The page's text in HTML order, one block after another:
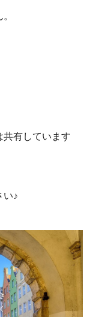
共有しています
い♪